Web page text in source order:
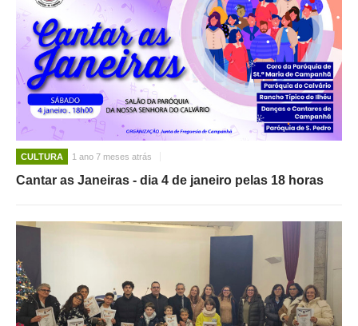
CULTURA 1 ano 7 meses atrás
Cantar as Janeiras - dia 4 de janeiro pelas 18 horas